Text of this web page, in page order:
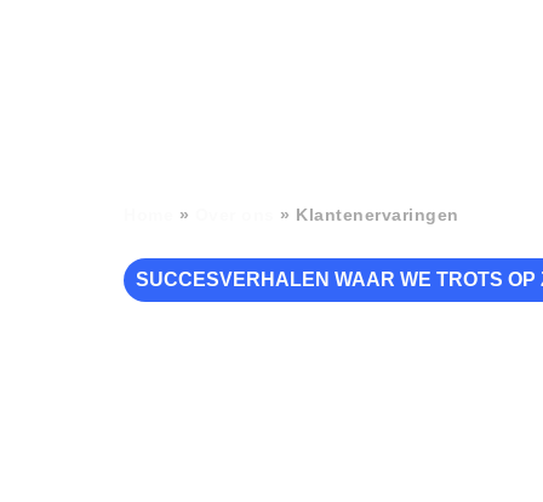
» » Klantenervaringen
SUCCESVERHALEN WAAR WE TROTS OP